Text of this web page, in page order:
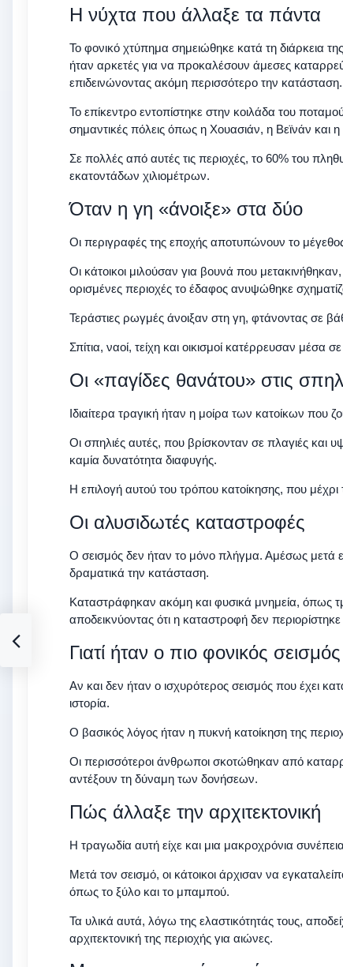
Η νύχτα που άλλαξε τα πάντα
Το φονικό χτύπημα σημειώθηκε κατά τη διάρκεια
ήταν αρκετές για να προκαλέσουν άμεσες
επιδεινώνοντας ακόμη περισσότερο την κατάσταση.
Το επίκεντρο εντοπίστηκε στην κοιλάδα του
σημαντικές πόλεις όπως η Χουασιάν, η Βεϊνάν και η
Σε πολλές από αυτές τις περιοχές, το 60% του
εκατοντάδων χιλιομέτρων.
Όταν η γη «άνοιξε» στα δύο
Οι περιγραφές της εποχής αποτυπώνουν το
Οι κάτοικοι μιλούσαν για βουνά που
ορισμένες περιοχές το έδαφος ανυψώθηκε
Τεράστιες ρωγμές άνοιξαν στη γη, φτάνοντας σε
Σπίτια, ναοί, τείχη και οικισμοί κατέρρευσαν
Οι «παγίδες θανάτου» στις
Ιδιαίτερα τραγική ήταν η μοίρα των κατοίκων που
Οι σπηλιές αυτές, που βρίσκονταν σε πλαγιές και
καμία δυνατότητα διαφυγής.
Η επιλογή αυτού του τρόπου κατοίκησης, που
Οι αλυσιδωτές καταστροφές
Ο σεισμός δεν ήταν το μόνο πλήγμα. Αμέσως μετά
δραματικά την κατάσταση.
Καταστράφηκαν ακόμη και φυσικά μνημεία, όπως
αποδεικνύοντας ότι η καταστροφή δεν
Γιατί ήταν ο πιο φονικός σεισμός
Αν και δεν ήταν ο ισχυρότερος σεισμός που έχει
ιστορία.
Ο βασικός λόγος ήταν η πυκνή κατοίκηση της
Οι περισσότεροι άνθρωποι σκοτώθηκαν από
αντέξουν τη δύναμη των δονήσεων.
Πώς άλλαξε την αρχιτεκτονική
Η τραγωδία αυτή είχε και μια μακροχρόνια
Μετά τον σεισμό, οι κάτοικοι άρχισαν να
όπως το ξύλο και το μπαμπού.
Τα υλικά αυτά, λόγω της ελαστικότητάς τους,
αρχιτεκτονική της περιοχής για αιώνες.